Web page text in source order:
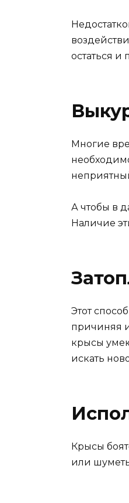
остаться и
Многие
А чтобы в
Наличие
Этот
причиняя
крысы
искать
Крысы
или